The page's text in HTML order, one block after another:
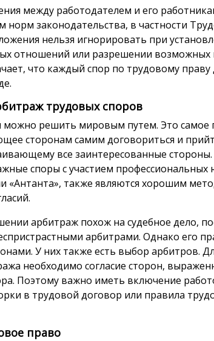
между работодателем и его
норм законодательства, в частности
нельзя игнорировать при
отношений или разрешении возможных
что каждый спор по трудовому
трудовых споров
решить мировым путем. Это самое
сторонам самим договориться и
все заинтересованные стороны.
споры с участием профессиональных
«Антанта», также являются хорошим
арбитраж похож на судебное дело,
арбитрами. Однако его
У них также есть выбор арбитров.
необходимо согласие сторон,
Поэтому важно иметь включение
в трудовой договор или правила
право